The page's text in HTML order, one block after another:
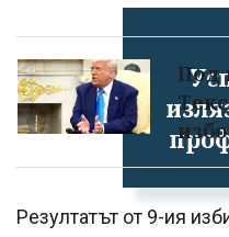
Под
Резултатът от 9-ия